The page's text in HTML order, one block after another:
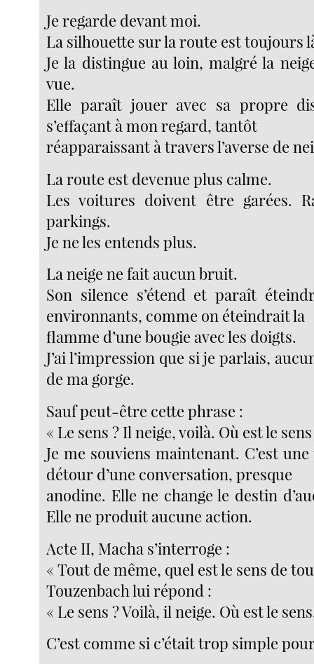
Je regarde devant moi.
La silhouette sur la route est toujours
Je la distingue au loin, malgré la
vue.
Elle paraît jouer avec sa propre
s’effaçant à mon regard, tantôt
réapparaissant à travers l’averse de
La route est devenue plus calme.
Les voitures doivent être garées.
parkings.
Je ne les entends plus.
La neige ne fait aucun bruit.
Son silence s’étend et paraît
environnants, comme on éteindrait la
flamme d’une bougie avec les doigts.
J’ai l’impression que si je parlais,
de ma gorge.
Sauf peut-être cette phrase :
« Le sens ? Il neige, voilà. Où est le
Je me souviens maintenant. C’est
détour d’une conversation, presque
anodine. Elle ne change le destin
Elle ne produit aucune action.
Acte II, Macha s’interroge :
« Tout de même, quel est le sens de
Touzenbach lui répond :
« Le sens ? Voilà, il neige. Où est le
C’est comme si c’était trop simple